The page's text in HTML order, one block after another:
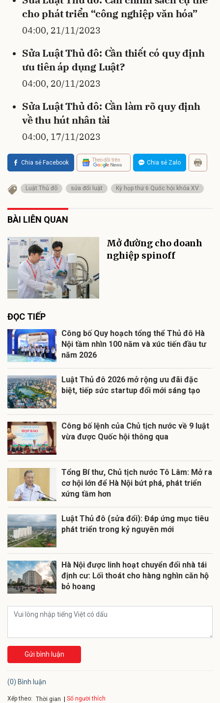
cho phát triển “công nghiệp văn hóa”
04:00, 21/11/2023
Sửa Luật Thủ đô: Cần thiết có quy định
ưu tiên áp dụng Luật?
04:00, 20/11/2023
Sửa Luật Thủ đô: Cần làm rõ quy định
về thu hút nhân tài
04:00, 17/11/2023
Chia sẻ Facebook Theo dõi trên Chia sẻ Zalo
Luật Thủ đô sửa đổi luật Kỳ họp thứ 6 Quốc hội khóa XV
BÀI LIÊN QUAN
Mở đường cho doanh
nghiệp spinoff
ĐỌC TIẾP
Công bố Quy hoạch tổng thể Thủ đô Hà
Nội tầm nhìn 100 năm và xúc tiến đầu tư
năm 2026
Luật Thủ đô 2026 mở rộng ưu đãi đặc
biệt, tiếp sức startup đổi mới sáng tạo
Công bố lệnh của Chủ tịch nước về 9 luật
vừa được Quốc hội thông qua
Tổng Bí thư, Chủ tịch nước Tô Lâm: Mở ra
cơ hội lớn để Hà Nội bứt phá, phát triển
xứng tầm hơn
Luật Thủ đô (sửa đổi): Đáp ứng mục tiêu
phát triển trong kỷ nguyên mới
Hà Nội được linh hoạt chuyển đổi nhà tái
định cư: Lối thoát cho hàng nghìn căn hộ
bỏ hoang
Gửi bình luận
(0) Bình luận
Xếp theo: Thời gian Số người thích